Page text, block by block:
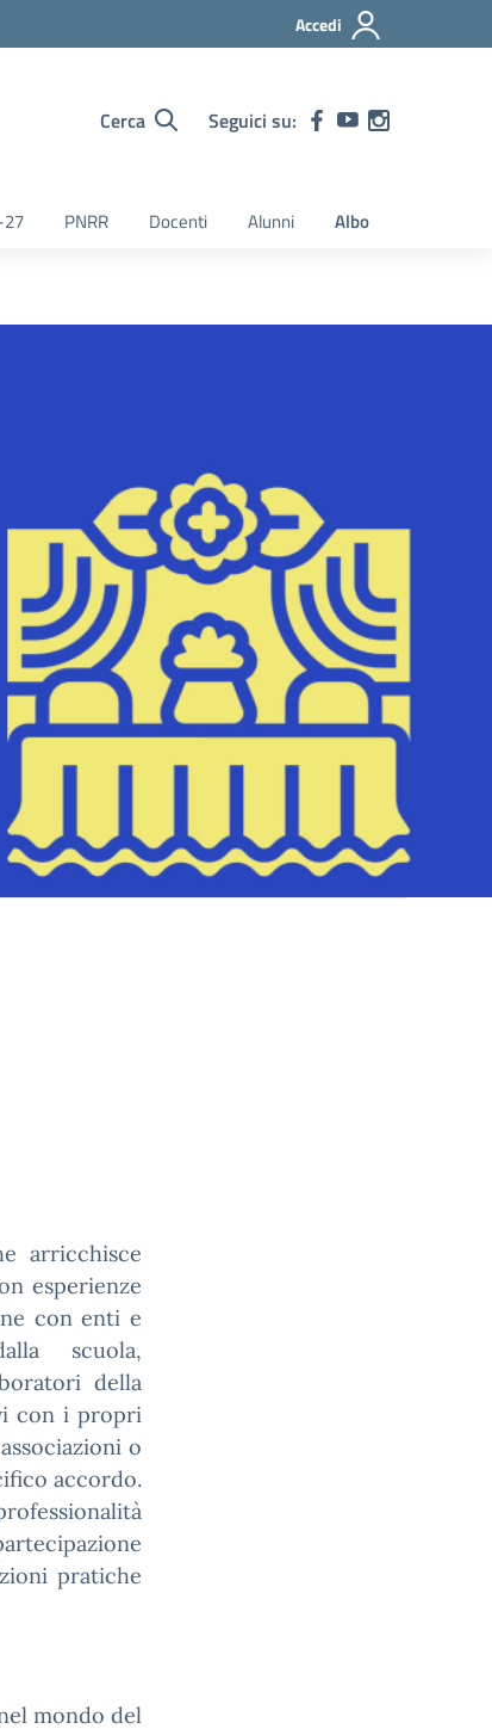
Accedi
Cerca Seguici su:
27 PNRR Docenti Alunni Albo
arricchisce
esperienze
con enti e
scuola,
della
con i propri
o
accordo.
pratiche
mondo del